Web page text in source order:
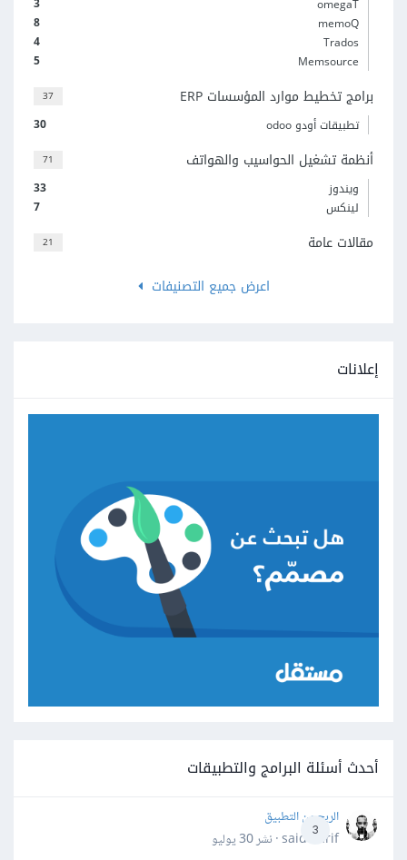
omegaT
8
memoQ
4
Trados
5
Memsource
37 برامج تخطيط موارد المؤسسات ERP
30 تطبيقات أودو odoo
71 أنظمة تشغيل الحواسيب والهواتف
33
ويندوز
7
لينكس
21
مقالات عامة
اعرض جميع التصنيفات
إعلانات
أحدث أسئلة البرامج والتطبيقات
3
الربح من التطبيق
said darif · نشر
30 يوليو